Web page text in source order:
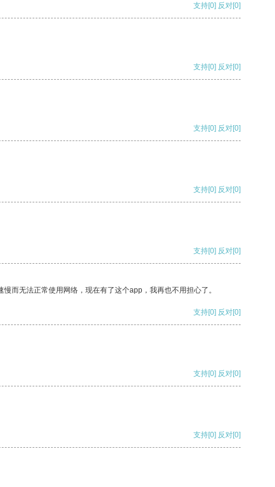
支持[0] 反对[0]
支持[0] 反对[0]
支持[0] 反对[0]
支持[0] 反对[0]
支持[0] 反对[0]
而无法正常使用网络，现在有了这个app，我再也不用担心了。
支持[0] 反对[0]
支持[0] 反对[0]
支持[0] 反对[0]